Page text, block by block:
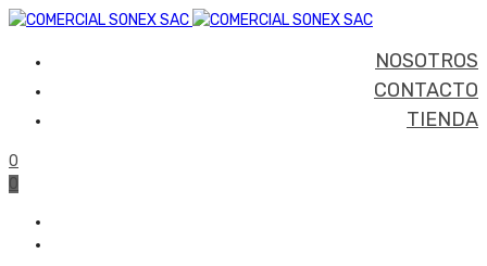
NOSOTROS
CONTACTO
TIENDA
0
0